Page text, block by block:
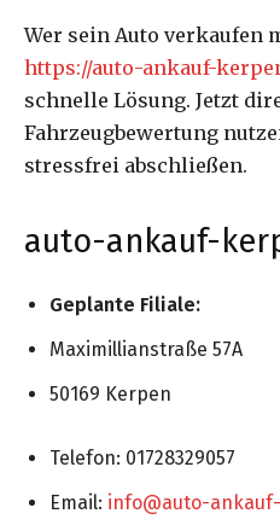
Wer sein Auto verkaufen
https://auto-ankauf-
schnelle Lösung. Jetzt
Fahrzeugbewertung
stressfrei abschließen.
auto-ankauf-
Geplante Filiale:
Maximillianstraße 57A
50169 Kerpen
Telefon: 01728329057
Email: info@auto-